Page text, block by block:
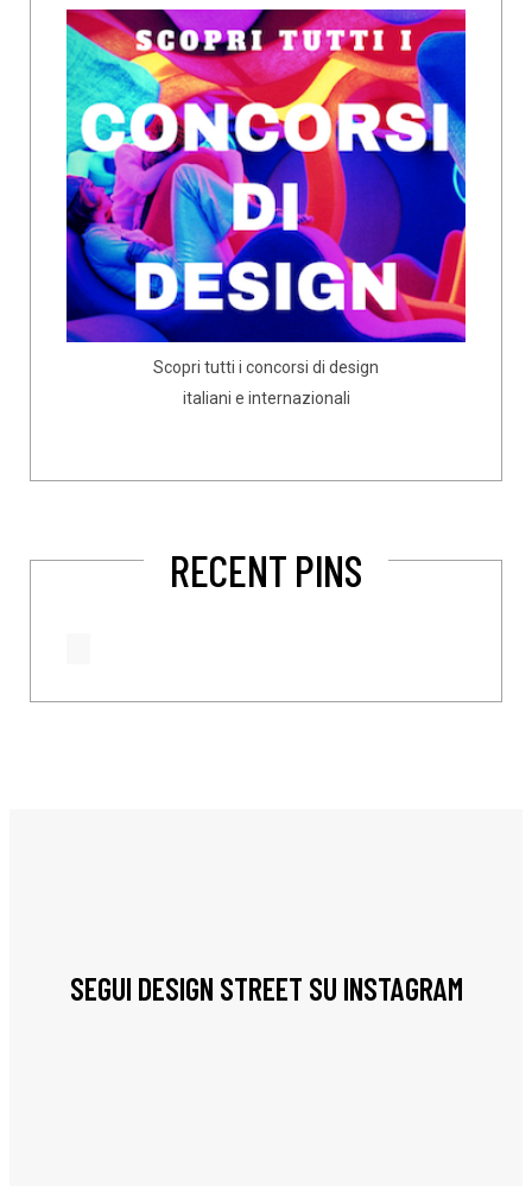
Scopri tutti i concorsi di design
italiani e internazionali
RECENT PINS
SEGUI DESIGN STREET SU INSTAGRAM